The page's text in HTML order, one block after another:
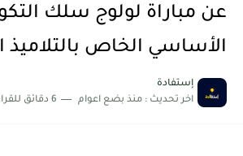
عن مباراة لولوج سلك
الأساسي الخاص بالتلاميذ
إستفادة
اخر تحديث : منذ بضع اعوام 6 دقائق للقراءة